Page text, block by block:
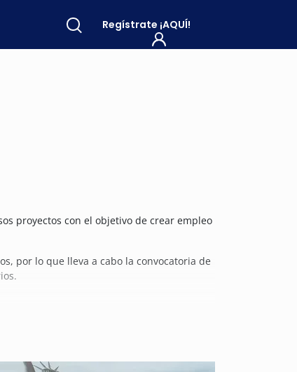
Regístrate ¡AQUÍ!
proyectos con el objetivo de crear empleo
por lo que lleva a cabo la convocatoria de